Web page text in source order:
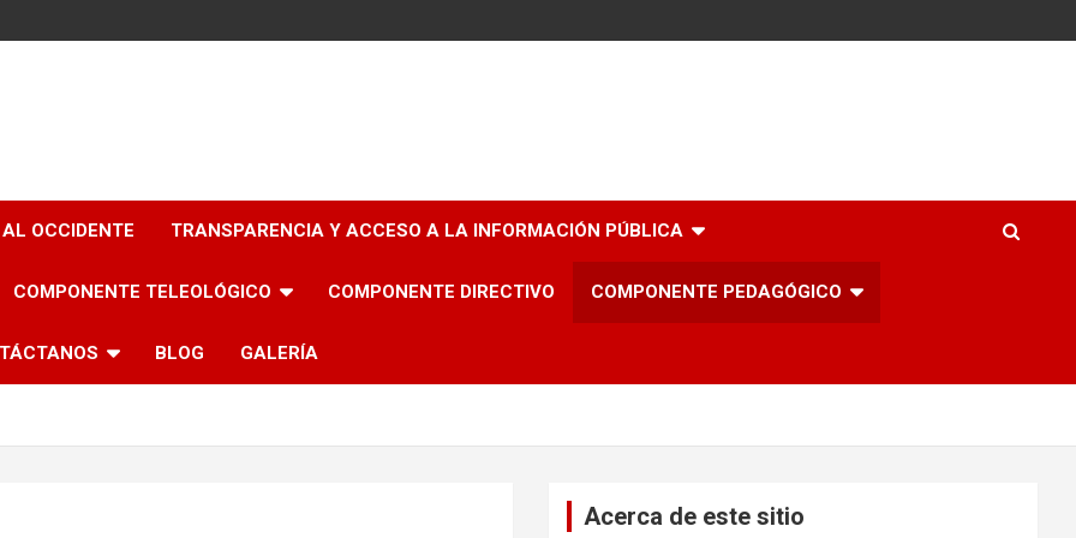
OCCIDENTE TRANSPARENCIA Y ACCESO A LA INFORMACIÓN PÚBLICA
COMPONENTE TELEOLÓGICO COMPONENTE DIRECTIVO COMPONENTE PEDAGÓGICO
BLOG GALERÍA
Acerca de este sitio